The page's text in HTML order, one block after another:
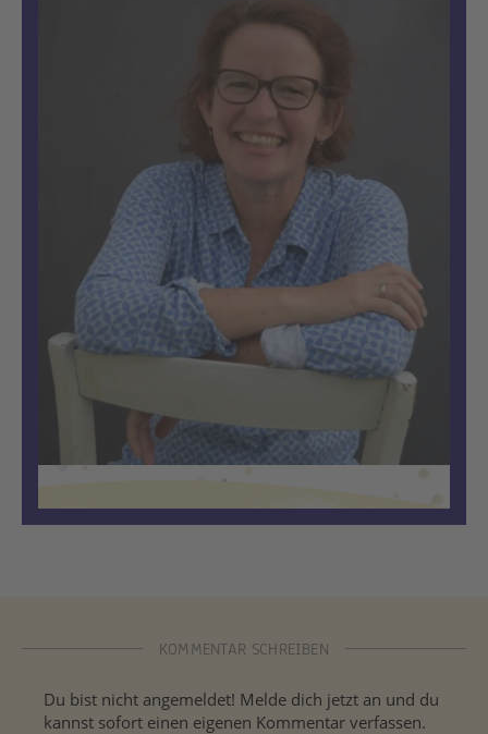
KOMMENTAR SCHREIBEN
Du bist nicht angemeldet! Melde dich jetzt an und du
kannst sofort einen eigenen Kommentar verfassen.